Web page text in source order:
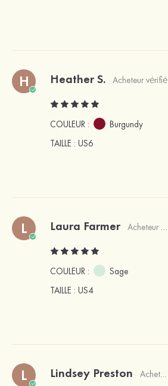
H Heather S. Acheteur vérifié
COULEUR :
Burgundy
TAILLE : US6
L Laura Farmer Acheteur vérifié
COULEUR :
Sage
TAILLE : US4
L Lindsey Preston Acheteur vérifié